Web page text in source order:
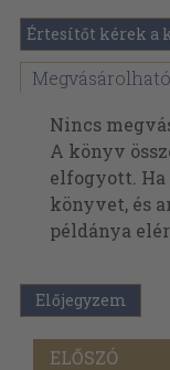
Értesítőt kérek a
Nincs
A könyv
elfogyott.
könyvet, és
példánya
Előjegyzem
ELŐSZÓ